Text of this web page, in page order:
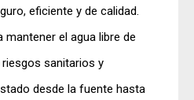
eficiente y de calidad.
el agua libre de
sanitarios y
desde la fuente hasta